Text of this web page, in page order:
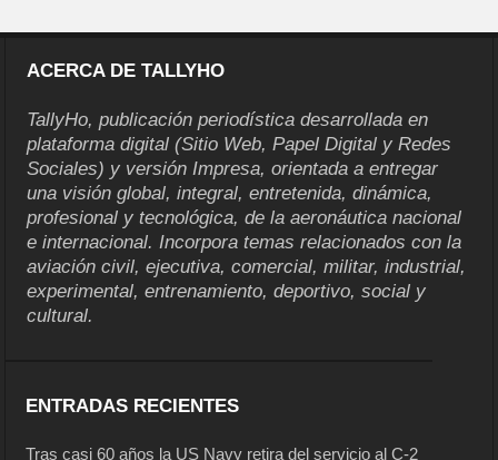
ACERCA DE TALLYHO
TallyHo, publicación periodística desarrollada en
plataforma digital (Sitio Web, Papel Digital y Redes
Sociales) y versión Impresa, orientada a entregar
una visión global, integral, entretenida, dinámica,
profesional y tecnológica, de la aeronáutica nacional
e internacional. Incorpora temas relacionados con la
aviación civil, ejecutiva, comercial, militar, industrial,
experimental, entrenamiento, deportivo, social y
cultural.
ENTRADAS RECIENTES
Tras casi 60 años la US Navy retira del servicio al C-2